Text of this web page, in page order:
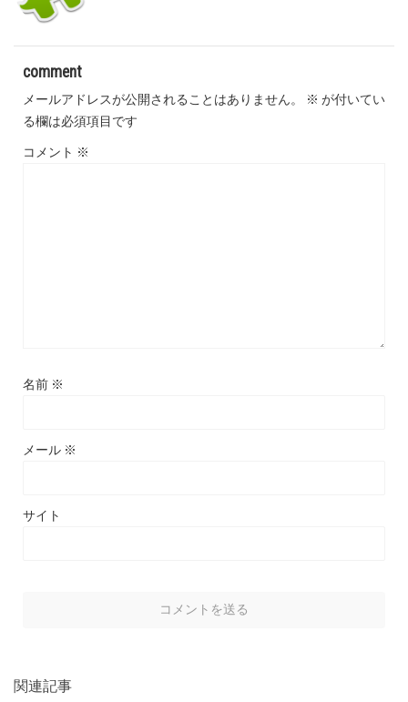
comment
メールアドレスが公開されることはありません。 ※ が付いてい
る欄は必須項目です
コメント ※
名前 ※
メール ※
サイト
関連記事